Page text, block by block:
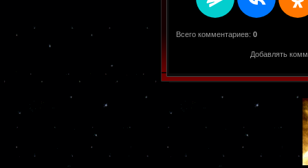
Всего комментариев: 0
Добавлять